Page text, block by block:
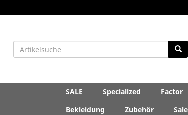
SALE Specialized Factor
Bekleidung
Zubehör Sale